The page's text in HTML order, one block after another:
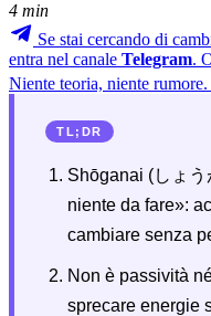
4 min
Se stai cercando di
entra nel canale Telegram.
Niente teoria, niente rumore.
TL;DR
Shōganai (しょ
niente da fare»:
cambiare senza
Non è passività
sprecare energie